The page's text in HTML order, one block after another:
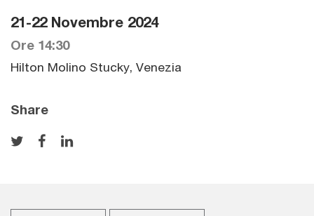
21-22 Novembre 2024
Ore 14:30
Hilton Molino Stucky, Venezia
Share